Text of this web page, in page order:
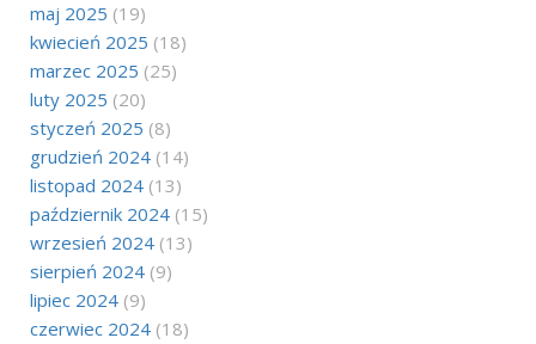
maj 2025 (19)
kwiecień 2025 (18)
marzec 2025 (25)
luty 2025 (20)
styczeń 2025 (8)
grudzień 2024 (14)
listopad 2024 (13)
październik 2024 (15)
wrzesień 2024 (13)
sierpień 2024 (9)
lipiec 2024 (9)
czerwiec 2024 (18)